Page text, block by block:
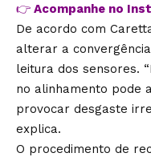
👉 Acompanhe no
De acordo com
alterar a
leitura dos sensores.
no alinhamento pode
provocar desgaste
explica.
O procedimento de